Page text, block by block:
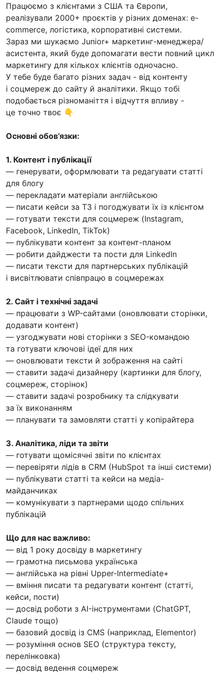
Працюємо з клієнтами з США та Європи,
реалізували 2000+ проєктів у різних доменах: e-
commerce, логістика, корпоративні системи.
Зараз ми шукаємо Junior+ маркетинг-менеджера/
асистента, який буде допомагати вести повний цикл
маркетингу для кількох клієнтів одночасно.
У тебе буде багато різних задач - від контенту
і соцмереж до сайту й аналітики. Якщо тобі
подобається різноманіття і відчуття впливу -
це точно твоє 👇
Основні обов’язки:
1. Контент і публікації
— генерувати, оформлювати та редагувати статті
для блогу
— перекладати матеріали англійською
— писати кейси за ТЗ і погоджувати їх із клієнтом
— готувати тексти для соцмереж (Instagram,
Facebook, LinkedIn, TikTok)
— публікувати контент за контент-планом
— робити дайджести та пости для LinkedIn
— писати тексти для партнерських публікацій
і висвітлювати співпрацю в соцмережах
2. Сайт і технічні задачі
— працювати з WP-сайтами (оновлювати сторінки,
додавати контент)
— узгоджувати нові сторінки з SEO-командою
та готувати ключові ідеї для них
— оновлювати тексти й зображення на сайті
— ставити задачі дизайнеру (картинки для блогу,
соцмереж, сторінок)
— ставити задачі розробнику та слідкувати
за їх виконанням
— планувати та замовляти статті у копірайтера
3. Аналітика, ліди та звіти
— готувати щомісячні звіти по клієнтах
— перевіряти лідів в CRM (HubSpot та інші системи)
— публікувати статті та кейси на медіа-
майданчиках
— комунікувати з партнерами щодо спільних
публікацій
Що для нас важливо:
— від 1 року досвіду в маркетингу
— грамотна письмова українська
— англійська на рівні Upper-Intermediate+
— вміння писати та редагувати контент (статті,
кейси, пости)
— досвід роботи з AI-інструментами (ChatGPT,
Claude тощо)
— базовий досвід із CMS (наприклад, Elementor)
— розуміння основ SEO (структура тексту,
перелінковка)
— досвід ведення соцмереж